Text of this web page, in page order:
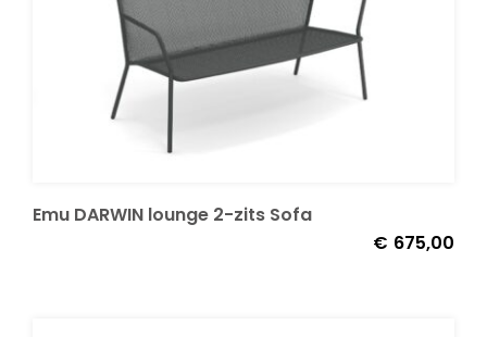
Emu DARWIN lounge 2-zits Sofa
€ 675,00